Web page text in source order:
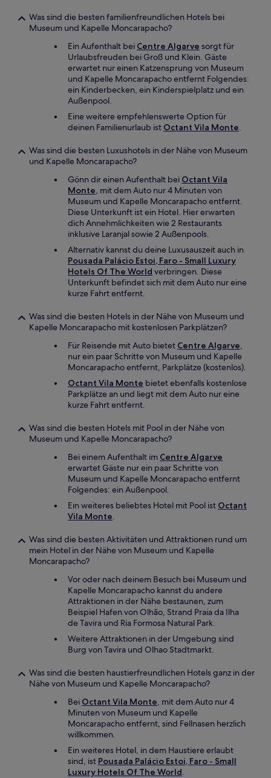
Was sind die besten familienfreundlichen Hotels bei
Museum und Kapelle Moncarapacho?
Ein Aufenthalt bei Centre Algarve sorgt für
Urlaubsfreuden bei Groß und Klein. Gäste
erwartet nur einen Katzensprung von Museum
und Kapelle Moncarapacho entfernt Folgendes:
ein Kinderbecken, ein Kinderspielplatz und ein
Außenpool.
Eine weitere empfehlenswerte Option für
deinen Familienurlaub ist Octant Vila Monte.
Was sind die besten Luxushotels in der Nähe von Museum
und Kapelle Moncarapacho?
Gönn dir einen Aufenthalt bei Octant Vila
Monte, mit dem Auto nur 4 Minuten von
Museum und Kapelle Moncarapacho entfernt.
Diese Unterkunft ist ein Hotel. Hier erwarten
dich Annehmlichkeiten wie 2 Restaurants
inklusive Laranjal sowie 2 Außenpools.
Alternativ kannst du deine Luxusauszeit auch in
Pousada Palácio Estoi, Faro - Small Luxury
Hotels Of The World verbringen. Diese
Unterkunft befindet sich mit dem Auto nur eine
kurze Fahrt entfernt.
Was sind die besten Hotels in der Nähe von Museum und
Kapelle Moncarapacho mit kostenlosen Parkplätzen?
Für Reisende mit Auto bietet Centre Algarve,
nur ein paar Schritte von Museum und Kapelle
Moncarapacho entfernt, Parkplätze (kostenlos).
Octant Vila Monte bietet ebenfalls kostenlose
Parkplätze an und liegt mit dem Auto nur eine
kurze Fahrt entfernt.
Was sind die besten Hotels mit Pool in der Nähe von
Museum und Kapelle Moncarapacho?
Bei einem Aufenthalt im Centre Algarve
erwartet Gäste nur ein paar Schritte von
Museum und Kapelle Moncarapacho entfernt
Folgendes: ein Außenpool.
Ein weiteres beliebtes Hotel mit Pool ist Octant
Vila Monte.
Was sind die besten Aktivitäten und Attraktionen rund um
mein Hotel in der Nähe von Museum und Kapelle
Moncarapacho?
Vor oder nach deinem Besuch bei Museum und
Kapelle Moncarapacho kannst du andere
Attraktionen in der Nähe bestaunen, zum
Beispiel Hafen von Olhão, Strand Praia da Ilha
de Tavira und Ria Formosa Natural Park.
Weitere Attraktionen in der Umgebung sind
Burg von Tavira und Olhao Stadtmarkt.
Was sind die besten haustierfreundlichen Hotels ganz in der
Nähe von Museum und Kapelle Moncarapacho?
Bei Octant Vila Monte, mit dem Auto nur 4
Minuten von Museum und Kapelle
Moncarapacho entfernt, sind Fellnasen herzlich
willkommen.
Ein weiteres Hotel, in dem Haustiere erlaubt
sind, ist Pousada Palácio Estoi, Faro - Small
Luxury Hotels Of The World.